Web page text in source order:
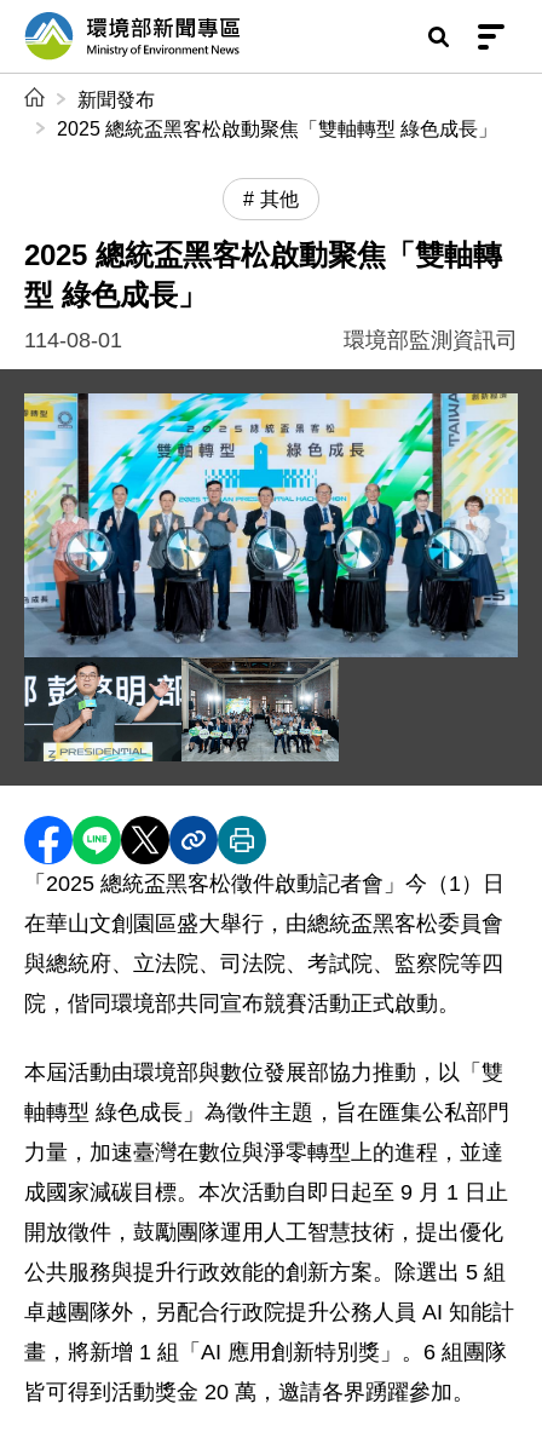
前往中央內容區塊
環境部新聞專區
新聞發布
2025 總統盃黑客松啟動聚焦「雙軸轉型 綠色成長」
其他
2025 總統盃黑客松啟動聚焦「雙軸轉
型 綠色成長」
114-08-01 環境部監測資訊司
圖片說明：2025 總統盃黑客松啟動儀式 .jpg
分享至 Facebook
分享到 LINE
分享到 X分享內容連結
列印本頁
「2025 總統盃黑客松徵件啟動記者會」今（1）日
在華山文創園區盛大舉行，由總統盃黑客松委員會
與總統府、立法院、司法院、考試院、監察院等四
院，偕同環境部共同宣布競賽活動正式啟動。
本屆活動由環境部與數位發展部協力推動，以「雙
軸轉型 綠色成長」為徵件主題，旨在匯集公私部門
力量，加速臺灣在數位與淨零轉型上的進程，並達
成國家減碳目標。本次活動自即日起至 9 月 1 日止
開放徵件，鼓勵團隊運用人工智慧技術，提出優化
公共服務與提升行政效能的創新方案。除選出 5 組
卓越團隊外，另配合行政院提升公務人員 AI 知能計
畫，將新增 1 組「AI 應用創新特別獎」。6 組團隊
皆可得到活動獎金 20 萬，邀請各界踴躍參加。